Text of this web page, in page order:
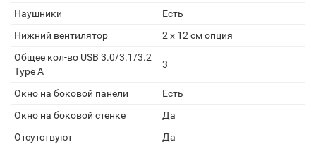
Наушники
Есть
Нижний вентилятор
2 x 12 см опция
Общее кол-во USB 3.0/3.1/3.2
Type A
3
Окно на боковой панели
Есть
Окно на боковой стенке
Да
Отсутствуют
Да